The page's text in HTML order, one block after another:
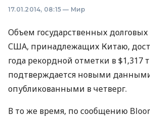
17.01.2014, 08:15 — Мир
Объем государственных долговых
США, принадлежащих Китаю,
года рекордной отметки в $1,317
подтверждается новыми
опубликованными в четверг.
В то же время, по сообщению